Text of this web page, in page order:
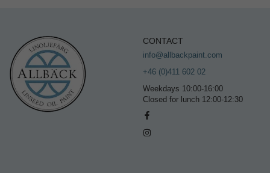
CONTACT
info@allbackpaint.com
+46 (0)411 602 02
Weekdays 10:00-16:00
Closed for lunch 12:00-12:30